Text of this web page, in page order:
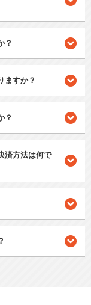
？
ますか？
？
済方法は何で